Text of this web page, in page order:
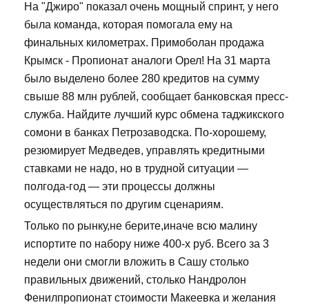
На "Джиро" показал очень мощный спринт, у него
была команда, которая помогала ему на
финальных километрах. Примоболан продажа
Крымск - Пропионат аналоги Орел! На 31 марта
было выделено более 280 кредитов на сумму
свыше 88 млн рублей, сообщает банковская пресс-
служба. Найдите лучший курс обмена таджикского
сомони в банках Петрозаводска. По-хорошему,
резюмирует Медведев, управлять кредитными
ставками не надо, но в трудной ситуации —
полгода-год — эти процессы должны
осуществляться по другим сценариям.
Только по рынку,не берите,иначе всю малину
испортите по набору ниже 400-х руб. Всего за 3
недели они смогли вложить в Сашу столько
правильных движений, столько Нандролон
Фенилпропионат стоимости Макеевка и желания